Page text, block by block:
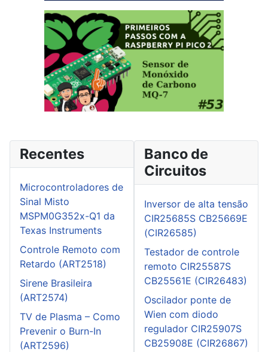
Recentes
Microcontroladores de
Sinal Misto
MSPM0G352x-Q1 da
Texas Instruments
Controle Remoto com
Retardo (ART2518)
Sirene Brasileira
(ART2574)
TV de Plasma – Como
Prevenir o Burn-In
(ART2596)
Banco de
Circuitos
Inversor de alta tensão
CIR25685S CB25669E
(CIR26585)
Testador de controle
remoto CIR25587S
CB25561E (CIR26483)
Oscilador ponte de
Wien com diodo
regulador CIR25907S
CB25908E (CIR26867)